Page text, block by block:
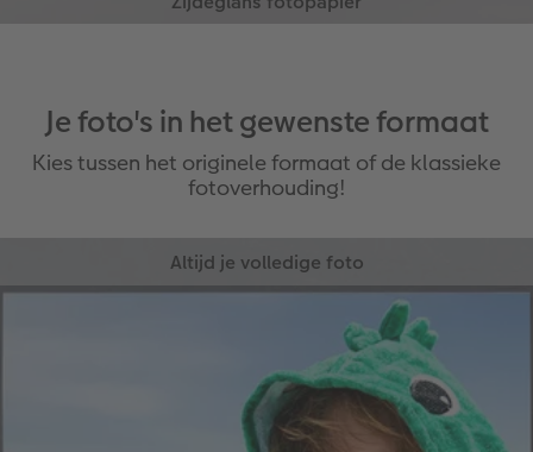
Je foto's in het gewenste formaat
Kies tussen het originele formaat of de klassieke
fotoverhouding!